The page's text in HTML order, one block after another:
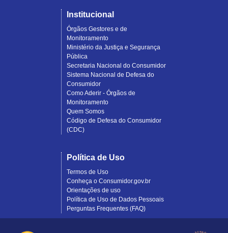
Institucional
Órgãos Gestores e de
Monitoramento
Ministério da Justiça e Segurança
Pública
Secretaria Nacional do Consumidor
Sistema Nacional de Defesa do
Consumidor
Como Aderir - Órgãos de
Monitoramento
Quem Somos
Código de Defesa do Consumidor
(CDC)
Política de Uso
Termos de Uso
Conheça o Consumidor.gov.br
Orientações de uso
Política de Uso de Dados Pessoais
Perguntas Frequentes (FAQ)